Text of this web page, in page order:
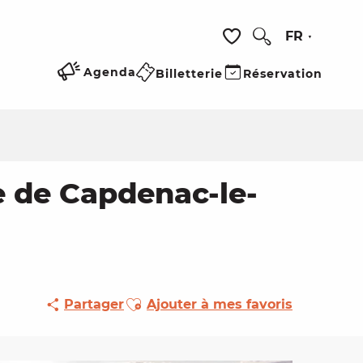
Voir les favoris
FR
Agenda Billetterie Réservation
Capdenac-le-
PartagerAjouter aux favoris
Ajouter à mes favoris